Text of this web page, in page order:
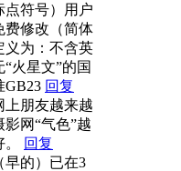
点符号）用户
费修改（简体
义为：不含英
“火星文”的国
GB23 回复
上朋友越来越
影网“气色”越
回复
早的）已在3